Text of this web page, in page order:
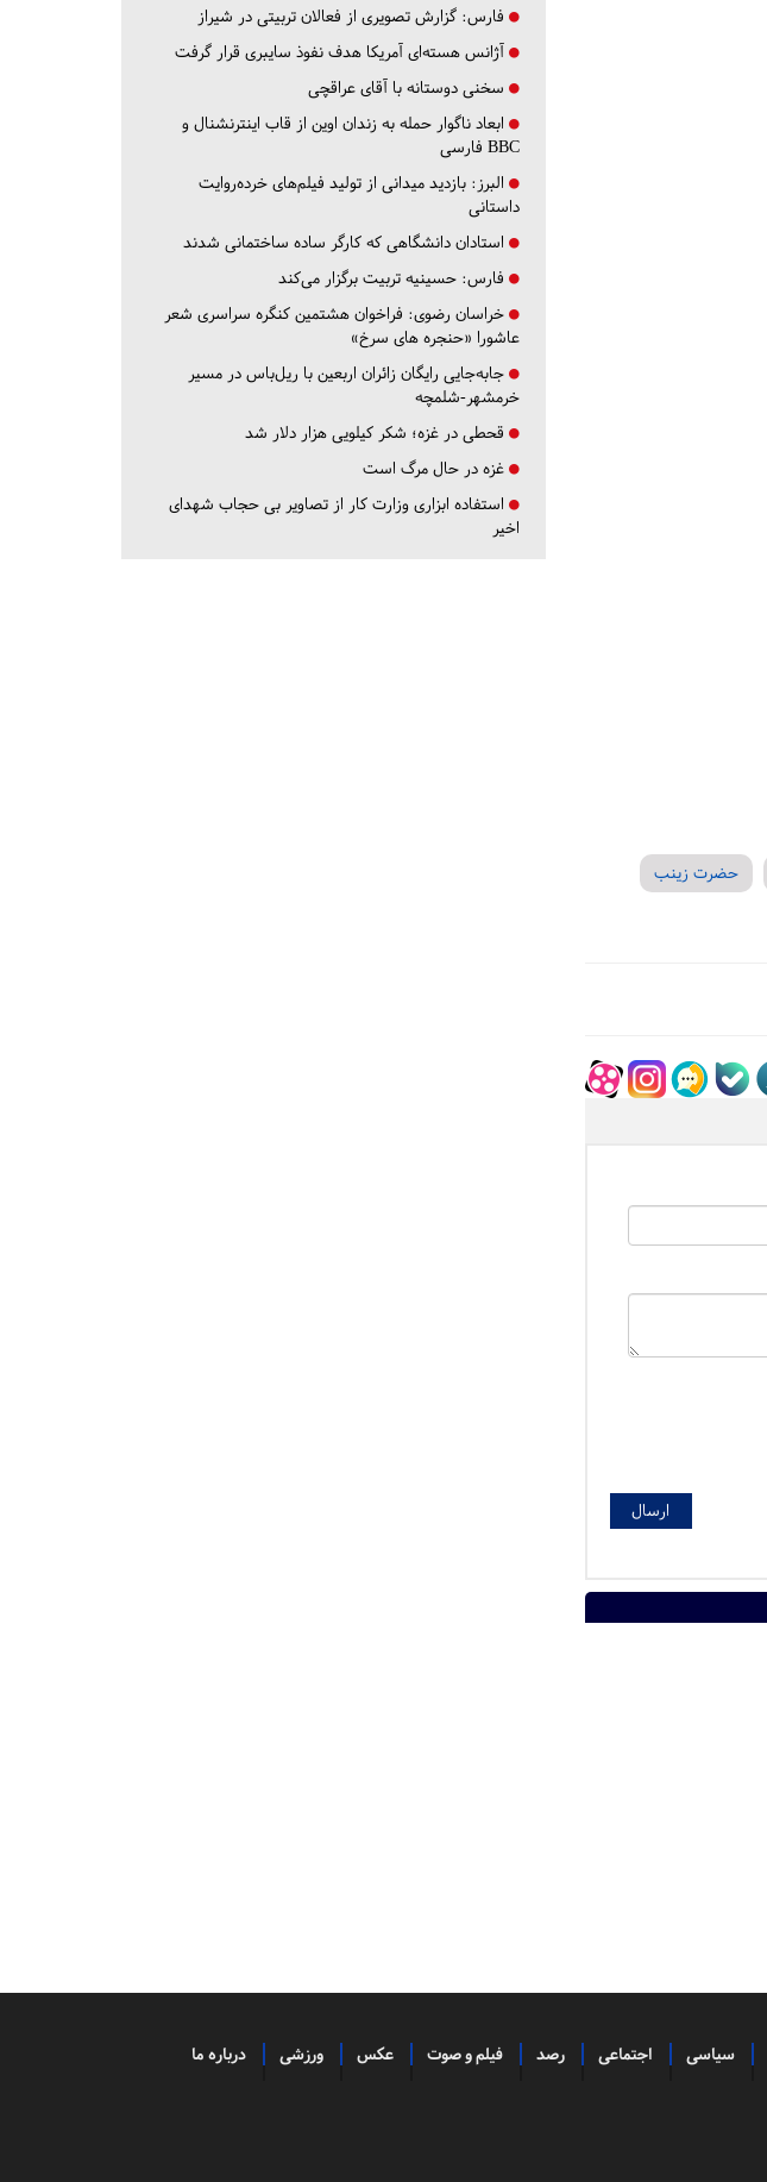
حضرت زینب
فارس: گزارش تصویری از فعالان تربیتی در شیراز
آژانس هسته‌ای آمریکا هدف نفوذ سایبری قرار گرفت
سخنی دوستانه با آقای عراقچی
ابعاد ناگوار حمله به زندان اوین از قاب اینترنشنال و
BBC فارسی
البرز: بازدید میدانی از تولید فیلم‌های خرده‌روایت
داستانی
استادان دانشگاهی که کارگر ساده ساختمانی شدند
فارس: حسینیه تربیت برگزار می‌کند
خراسان رضوی: فراخوان هشتمین کنگره سراسری شعر
عاشورا «حنجره های سرخ»
جابه‌جایی رایگان زائران اربعین با ریل‌باس در مسیر
خرمشهر-شلمچه
قحطی در غزه؛ شکر کیلویی هزار دلار شد
غزه در حال مرگ است
استفاده ابزاری وزارت کار از تصاویر بی حجاب شهدای
اخیر
سیاسی اجتماعی رصد فیلم و صوت عکس ورزشی درباره ما